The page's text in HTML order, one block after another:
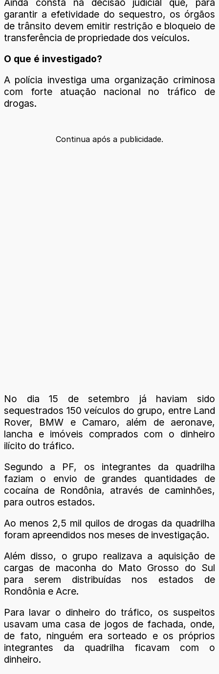
garantir a efetividade do sequestro, os órgãos
de trânsito devem emitir restrição e bloqueio de
transferência de propriedade dos veículos.
O que é investigado?
A polícia investiga uma organização criminosa
com forte atuação nacional no tráfico de
drogas.
Continua após a publicidade.
No dia 15 de setembro já haviam sido
sequestrados 150 veículos do grupo, entre Land
Rover, BMW e Camaro, além de aeronave,
lancha e imóveis comprados com o dinheiro
ilícito do tráfico.
Segundo a PF, os integrantes da quadrilha
faziam o envio de grandes quantidades de
cocaína de Rondônia, através de caminhões,
para outros estados.
Ao menos 2,5 mil quilos de drogas da quadrilha
foram apreendidos nos meses de investigação.
Além disso, o grupo realizava a aquisição de
cargas de maconha do Mato Grosso do Sul
para serem distribuídas nos estados de
Rondônia e Acre.
Para lavar o dinheiro do tráfico, os suspeitos
usavam uma casa de jogos de fachada, onde,
de fato, ninguém era sorteado e os próprios
integrantes da quadrilha ficavam com o
dinheiro.